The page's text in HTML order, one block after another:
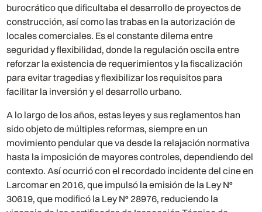
burocrático que dificultaba el desarrollo de proyectos de
construcción, así como las trabas en la autorización de
locales comerciales. Es el constante dilema entre
seguridad y flexibilidad, donde la regulación oscila entre
reforzar la existencia de requerimientos y la fiscalización
para evitar tragedias y flexibilizar los requisitos para
facilitar la inversión y el desarrollo urbano.
A lo largo de los años, estas leyes y sus reglamentos han
sido objeto de múltiples reformas, siempre en un
movimiento pendular que va desde la relajación normativa
hasta la imposición de mayores controles, dependiendo del
contexto. Así ocurrió con el recordado incidente del cine en
Larcomar en 2016, que impulsó la emisión de la Ley N°
30619, que modificó la Ley N° 28976, reduciendo la